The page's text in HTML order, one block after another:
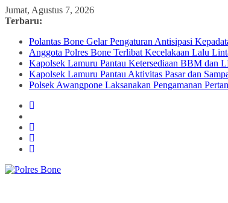
Skip
to
Jumat, Agustus 7, 2026
Terbaru:
Polantas Bone Gelar Pengaturan Antisipasi
Anggota Polres Bone Terlibat Kecelakaan Lalu
Kapolsek Lamuru Pantau Ketersediaan BBM dan
Kapolsek Lamuru Pantau Aktivitas Pasar dan
Polsek Awangpone Laksanakan Pengamanan